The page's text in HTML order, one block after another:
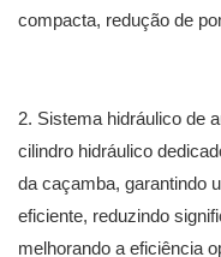
compacta, redução de
2. Sistema hidráulico de
cilindro hidráulico
da caçamba, garantindo
eficiente, reduzindo
melhorando a eficiência